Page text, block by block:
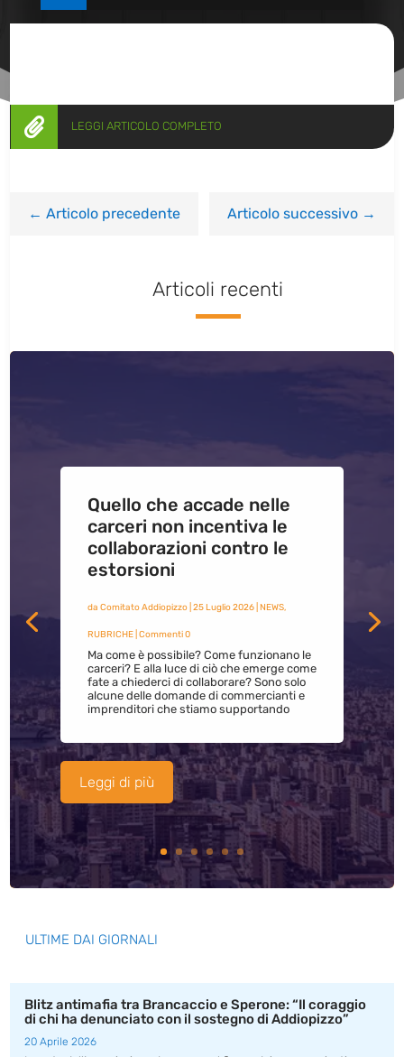
 LEGGI ARTICOLO COMPLETO
←Articolo precedente Articolo successivo→
Articoli recenti
Quello che accade nelle
carceri non incentiva le
collaborazioni contro le
estorsioni
da Comitato Addiopizzo| 25 Luglio 2026| NEWS,
RUBRICHE| Commenti 0
Ma come è possibile? Come funzionano le
carceri? E alla luce di ciò che emerge come
fate a chiederci di collaborare? Sono solo
alcune delle domande di commercianti e
imprenditori che stiamo supportando
Leggi di più
ULTIME DAI GIORNALI
Blitz antimafia tra Brancaccio e Sperone: “Il coraggio
di chi ha denunciato con il sostegno di Addiopizzo”
20 Aprile 2026